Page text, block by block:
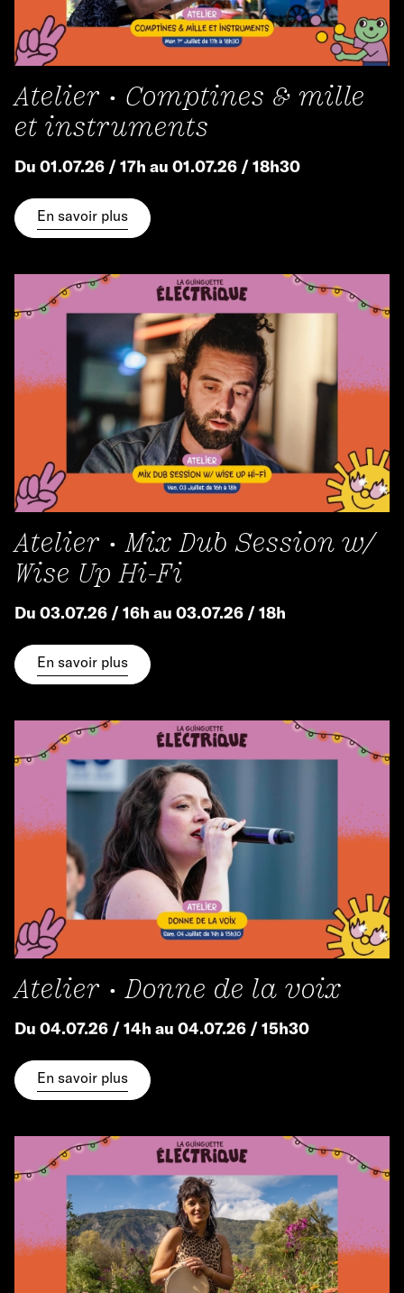
Atelier • Comptines & mille
et instruments
Du 01.07.26 / 17h au 01.07.26 / 18h30
En savoir plus
Atelier • Mix Dub Session w/
Wise Up Hi-Fi
Du 03.07.26 / 16h au 03.07.26 / 18h
En savoir plus
Atelier • Donne de la voix
Du 04.07.26 / 14h au 04.07.26 / 15h30
En savoir plus